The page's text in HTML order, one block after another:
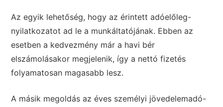
Az egyik lehetőség, hogy az érintett adóelőleg-
nyilatkozatot ad le a munkáltatójának. Ebben az
esetben a kedvezmény már a havi bér
elszámolásakor megjelenik, így a nettó fizetés
folyamatosan magasabb lesz.
A másik megoldás az éves személyi jövedelemadó-